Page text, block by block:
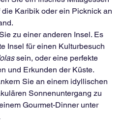
Karibik oder ein Picknick an
zu einer anderen Insel. Es
Insel für einen Kulturbesuch
sein, oder eine perfekte
und Erkunden der Küste.
Sie an einem idyllischen
Sonnenuntergang zu
Gourmet-Dinner unter